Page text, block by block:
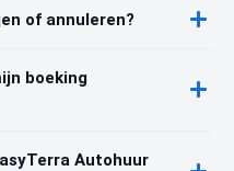
of annuleren?
boeking
Autohuur